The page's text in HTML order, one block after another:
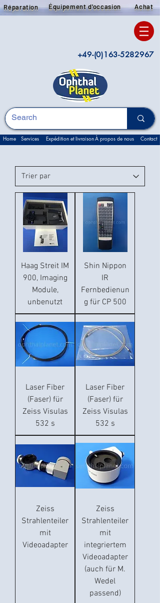
Réparation Équipement d'occasion Achat
+49-(0)163-5282967
Home Services Expédition et livraisonÀ propos de nous Contact
Haag Streit IM
900, Imaging
Module,
unbenutzt
Shin Nippon
IR
Fernbedienun
g für CP 500
Laser Fiber
(Faser) für
Zeiss Visulas
532 s
Laser Fiber
(Faser) für
Zeiss Visulas
532 s
Zeiss
Strahlenteiler
mit
Videoadapter
Zeiss
Strahlenteiler
mit
integriertem
Videoadapter
(auch für M.
Wedel
passend)